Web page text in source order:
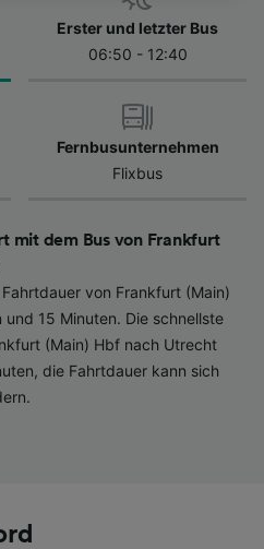
Erster und letzter Bus
06:50 - 12:40
Fernbusunternehmen
Flixbus
mit dem Bus von Frankfurt
von Frankfurt (Main)
15 Minuten. Die schnellste
(Main) Hbf nach Utrecht
die Fahrtdauer kann sich
Diese Präferenzen
signalisiert und
Surfdaten. Ihre
Tracking-Zwecke
gebeten haben, Ihr
verfolgen.
Standortdaten.
zur Identifikation
von oder Zugriff auf
Endgerät.
und Inhalte, Messung
der Performance von
sowie
von